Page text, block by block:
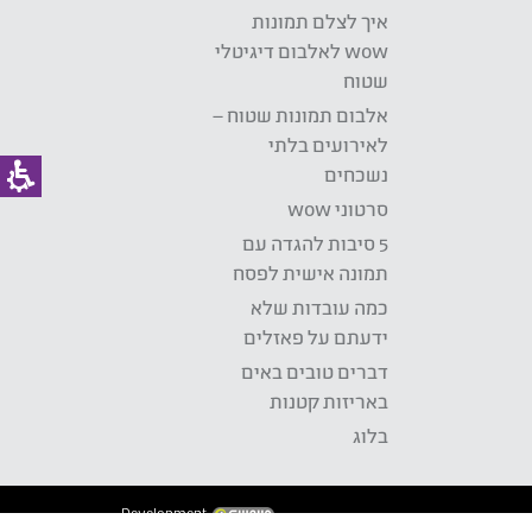
איך לצלם תמונות
wow לאלבום דיגיטלי
שטוח
אלבום תמונות שטוח –
לאירועים בלתי
נשכחים
סרטוני wow
5 סיבות להגדה עם
תמונה אישית לפסח
כמה עובדות שלא
ידעתם על פאזלים
דברים טובים באים
באריזות קטנות
בלוג
Development: